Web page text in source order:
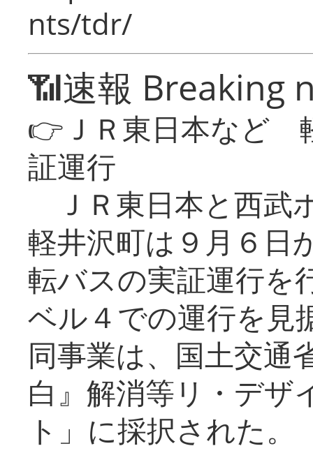
nts/tdr/
📶速報 Breaking
👉ＪＲ東日本など
証運行
ＪＲ東日本と西武
軽井沢町は９月６日
転バスの実証運行を
ベル４での運行を見
同事業は、国土交通
白』解消等リ・デザ
ト」に採択された